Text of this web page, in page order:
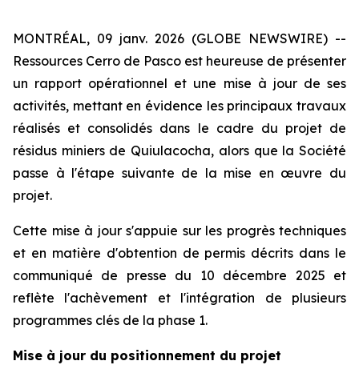
MONTRÉAL, 09 janv. 2026 (GLOBE NEWSWIRE) --
Ressources Cerro de Pasco est heureuse de présenter
un rapport opérationnel et une mise à jour de ses
activités, mettant en évidence les principaux travaux
réalisés et consolidés dans le cadre du projet de
résidus miniers de Quiulacocha, alors que la Société
passe à l'étape suivante de la mise en œuvre du
projet.
Cette mise à jour s'appuie sur les progrès techniques
et en matière d'obtention de permis décrits dans le
communiqué de presse du 10 décembre 2025 et
reflète l'achèvement et l'intégration de plusieurs
programmes clés de la phase 1.
Mise à jour du positionnement du projet